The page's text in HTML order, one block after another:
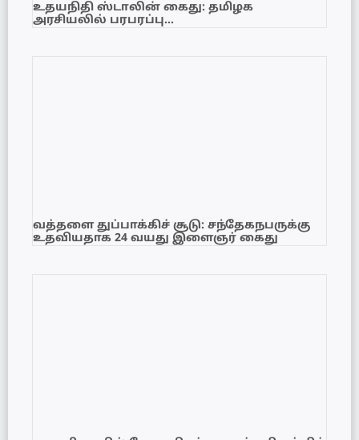
உதயநிதி ஸ்டாலின் கைது: தமிழக
அரசியலில் பரபரப்பு…
வத்தளை துப்பாக்கிச் சூடு: சந்தேகநபருக்கு
உதவியதாக 24 வயது இளைஞர் கைது